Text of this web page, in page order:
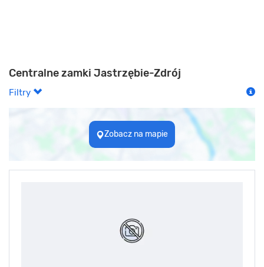
Centralne zamki Jastrzębie-Zdrój
Filtry
Zobacz na mapie